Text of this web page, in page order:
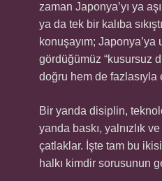
zaman Japonya’yı ya
ya da tek bir kalıba
konuşayım; Japonya’ya
gördüğümüz “kusursuz
doğru hem de fazlasıyla
Bir yanda disiplin,
yanda baskı, yalnızlık
çatlaklar. İşte tam bu
halkı kimdir sorusunun